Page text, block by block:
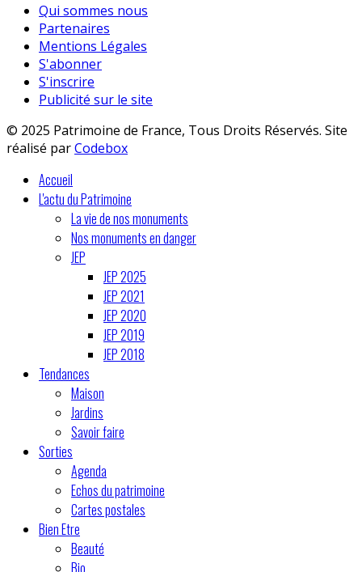
Qui sommes nous
Partenaires
Mentions Légales
S'abonner
S'inscrire
Publicité sur le site
© 2025 Patrimoine de France, Tous Droits Réservés. Site
réalisé parCodebox
Accueil
L'actu du Patrimoine
La vie de nos monuments
Nos monuments en danger
JEP
JEP 2025
JEP 2021
JEP 2020
JEP 2019
JEP 2018
Tendances
Maison
Jardins
Savoir faire
Sorties
Agenda
Echos du patrimoine
Cartes postales
Bien Etre
Beauté
Bio